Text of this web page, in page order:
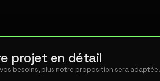
projet en détail
vos besoins, plus notre proposition sera adaptée.